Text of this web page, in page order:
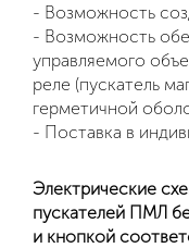
- Возможность
- Возможность
управляемого
реле (пускатель
герметичной
- Поставка в
Электрические
пускателей ПМЛ
и кнопкой